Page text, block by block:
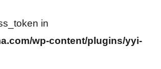
in
wp-content/plugins/yyi-